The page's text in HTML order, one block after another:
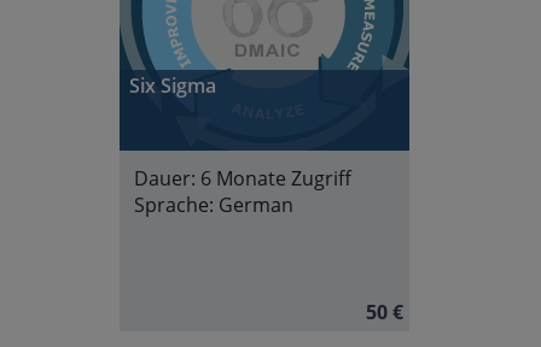
Six Sigma
Dauer: 6 Monate Zugriff
Sprache: German
50 €